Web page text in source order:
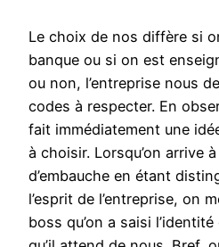
Le choix de nos diffère si
banque ou si on est
ou non, l’entreprise nous
codes à respecter. En
fait immédiatement une
à choisir. Lorsqu’on arrive
d’embauche en étant
l’esprit de l’entreprise, on
boss qu’on a saisi